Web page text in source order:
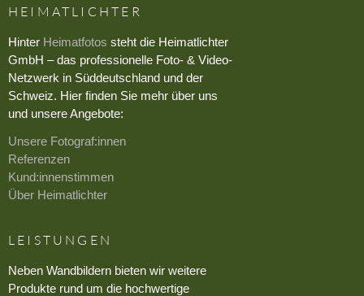
HEIMATLICHTER
Hinter Heimatfotos steht die Heimatlichter
GmbH – das professionelle Foto- & Video-
Netzwerk in Süddeutschland und der
Schweiz. Hier finden Sie mehr über uns
und unsere Angebote:
Unsere Fotograf:innen
Referenzen
Kund:innenstimmen
Über Heimatlichter
LEISTUNGEN
Neben Wandbildern bieten wir weitere
Produkte rund um die hochwertige